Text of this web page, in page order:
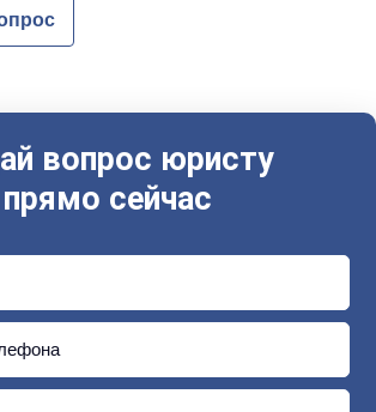
вопрос юристу
прямо сейчас